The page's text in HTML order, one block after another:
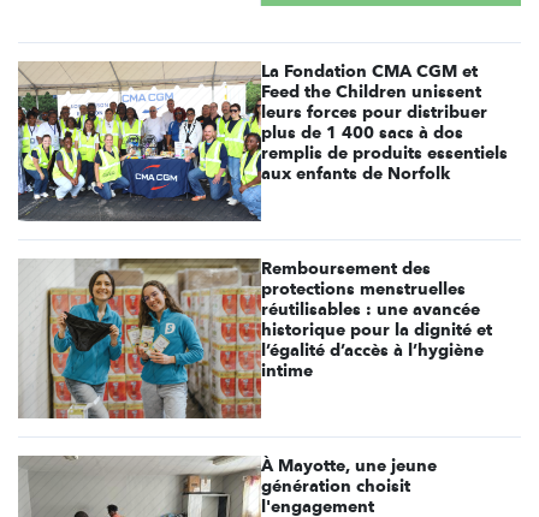
La Fondation CMA CGM et
Feed the Children unissent
leurs forces pour distribuer
plus de 1 400 sacs à dos
remplis de produits essentiels
aux enfants de Norfolk
Remboursement des
protections menstruelles
réutilisables : une avancée
historique pour la dignité et
l’égalité d’accès à l’hygiène
intime
À Mayotte, une jeune
génération choisit
l'engagement